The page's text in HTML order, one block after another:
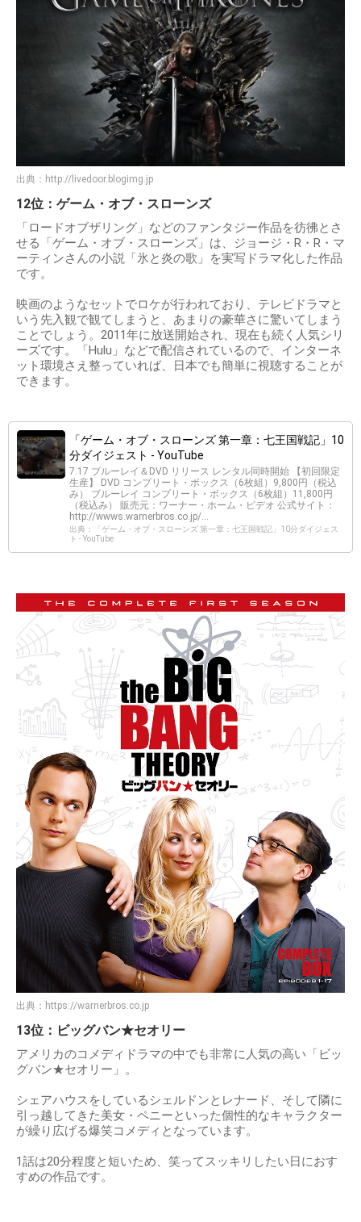
出典： http://livedoor.blogimg.jp
12位：ゲーム・オブ・スローンズ
「ロードオブザリング」などのファンタジー作品を彷彿とさ
せる「ゲーム・オブ・スローンズ」は、ジョージ・R・R・マ
ーティンさんの小説「氷と炎の歌」を実写ドラマ化した作品
です。
映画のようなセットでロケが行われており、テレビドラマと
いう先入観で観てしまうと、あまりの豪華さに驚いてしまう
ことでしょう。2011年に放送開始され、現在も続く人気シリ
ーズです。「Hulu」などで配信されているので、インターネ
ット環境さえ整っていれば、日本でも簡単に視聴することが
できます。
「ゲーム・オブ・スローンズ 第一章：七王国戦記」10
分ダイジェスト - YouTube
7.17 ブルーレイ＆DVD リリース レンタル同時開始 【初回限定
生産】 DVD コンプリート・ボックス（6枚組）9,800円（税込
み） ブルーレイ コンプリート・ボックス（6枚組）11,800円
（税込み） 販売元：ワーナー・ホーム・ビデオ 公式サイト：
http://wwws.warnerbros.co.jp/...
出典：「ゲーム・オブ・スローンズ 第一章：七王国戦記」10分ダイジェス
ト - YouTube
出典： https://warnerbros.co.jp
13位：ビッグバン★セオリー
アメリカのコメディドラマの中でも非常に人気の高い「ビッ
グバン★セオリー」。
シェアハウスをしているシェルドンとレナード、そして隣に
引っ越してきた美女・ペニーといった個性的なキャラクター
が繰り広げる爆笑コメディとなっています。
1話は20分程度と短いため、笑ってスッキリしたい日におす
すめの作品です。